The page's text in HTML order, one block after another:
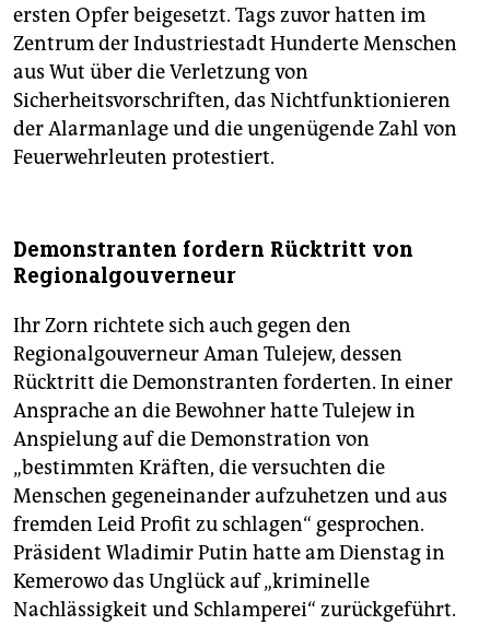
ersten Opfer beigesetzt. Tags zuvor hatten im
Zentrum der Industriestadt Hunderte Menschen
aus Wut über die Verletzung von
Sicherheitsvorschriften, das Nichtfunktionieren
der Alarmanlage und die ungenügende Zahl von
Feuerwehrleuten protestiert.
Demonstranten fordern Rücktritt von
Regionalgouverneur
Ihr Zorn richtete sich auch gegen den
Regionalgouverneur Aman Tulejew, dessen
Rücktritt die Demonstranten forderten. In einer
Ansprache an die Bewohner hatte Tulejew in
Anspielung auf die Demonstration von
„bestimmten Kräften, die versuchten die
Menschen gegeneinander aufzuhetzen und aus
fremden Leid Profit zu schlagen“ gesprochen.
Präsident Wladimir Putin hatte am Dienstag in
Kemerowo das Unglück auf „kriminelle
Nachlässigkeit und Schlamperei“ zurückgeführt.